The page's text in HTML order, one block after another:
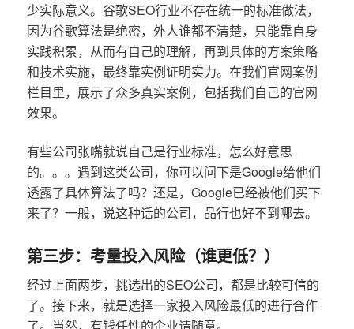
少实际意义。谷歌SEO行业不存在统一的标准做法，
因为谷歌算法是绝密，外人谁都不清楚，只能靠自身
实践积累，从而有自己的理解，再到具体的方案策略
和技术实施，最终靠实例证明实力。在我们官网案例
栏目里，展示了众多真实案例，包括我们自己的官网
效果。
有些公司张嘴就说自己是行业标准，怎么好意思
的。。。遇到这类公司，你可以问下是Google给他们
透露了具体算法了吗？还是，Google已经被他们买下
来了？一般，说这种话的公司，品行也好不到哪去。
第三步：考量投入风险（谁更低？）
经过上面两步，挑选出的SEO公司，都是比较可信的
了。接下来，就是选择一家投入风险最低的进行合作